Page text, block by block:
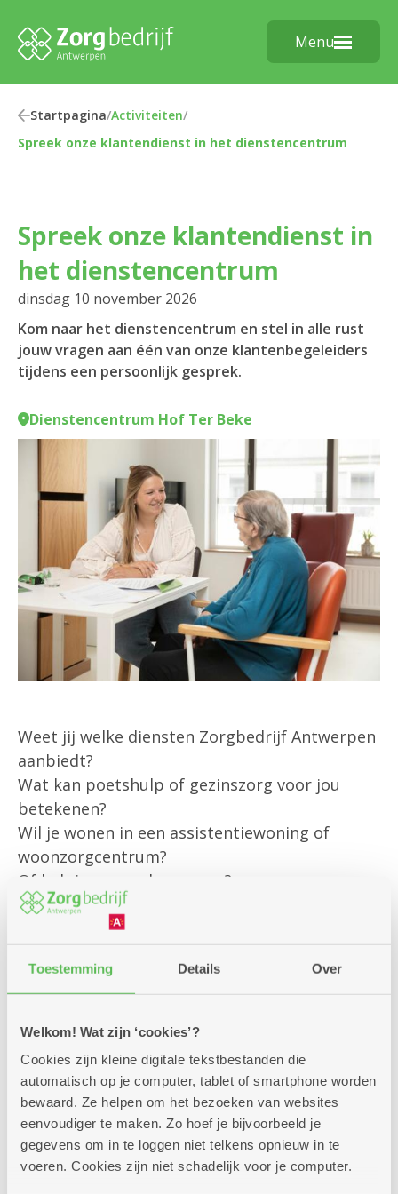
Toestemming Details Over
Welkom! Wat zijn ‘cookies’?
Cookies zijn kleine digitale tekstbestanden die
automatisch op je computer, tablet of smartphone worden
bewaard. Ze helpen om het bezoeken van websites
eenvoudiger te maken. Zo hoef je bijvoorbeeld je
gegevens om in te loggen niet telkens opnieuw in te
voeren. Cookies zijn niet schadelijk voor je computer.
Menu
Startpagina/Activiteiten/
Spreek onze klantendienst in het dienstencentrum
Spreek onze klantendienst in
het dienstencentrum
dinsdag 10 november 2026
Kom naar het dienstencentrum en stel in alle rust
jouw vragen aan één van onze klantenbegeleiders
tijdens een persoonlijk gesprek.
Dienstencentrum Hof Ter Beke
Weet jij welke diensten Zorgbedrijf Antwerpen
aanbiedt?
Wat kan poetshulp of gezinszorg voor jou
betekenen?
Wil je wonen in een assistentiewoning of
woonzorgcentrum?
Of heb je een andere vraag?
Onze klantenbegeleider is er om jou
persoonlijk te helpen met al jouw vragen rond
bestaande diensten
en om je te informeren over alle
mogelijkheden die we aanbieden.
Kom gerust langs – we helpen je graag verder!
Zitdagen klantendienst